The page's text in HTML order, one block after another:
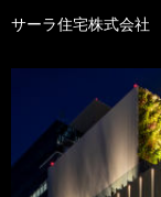
サーラ住宅株式会